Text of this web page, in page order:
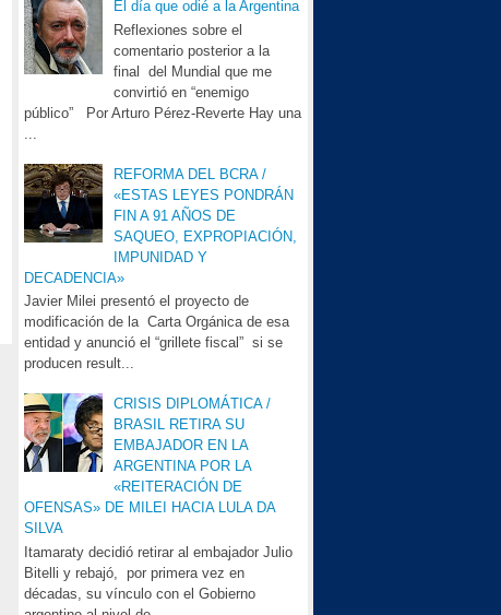
El día que odié a la Argentina
Reflexiones sobre el
comentario posterior a la
final del Mundial que me
convirtió en “enemigo
público” Por Arturo Pérez-Reverte Hay una
REFORMA DEL BCRA /
«ESTAS LEYES PONDRÁN
FIN A 91 AÑOS DE
SAQUEO, EXPROPIACIÓN,
IMPUNIDAD Y
DECADENCIA»
Javier Milei presentó el proyecto de
modificación de la Carta Orgánica de esa
entidad y anunció el “grillete fiscal” si se
producen result...
CRISIS DIPLOMÁTICA /
BRASIL RETIRA SU
EMBAJADOR EN LA
ARGENTINA POR LA
«REITERACIÓN DE
OFENSAS» DE MILEI HACIA LULA DA
SILVA
Itamaraty decidió retirar al embajador Julio
Bitelli y rebajó, por primera vez en
décadas, su vínculo con el Gobierno